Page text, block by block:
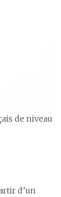
de niveau
d’un